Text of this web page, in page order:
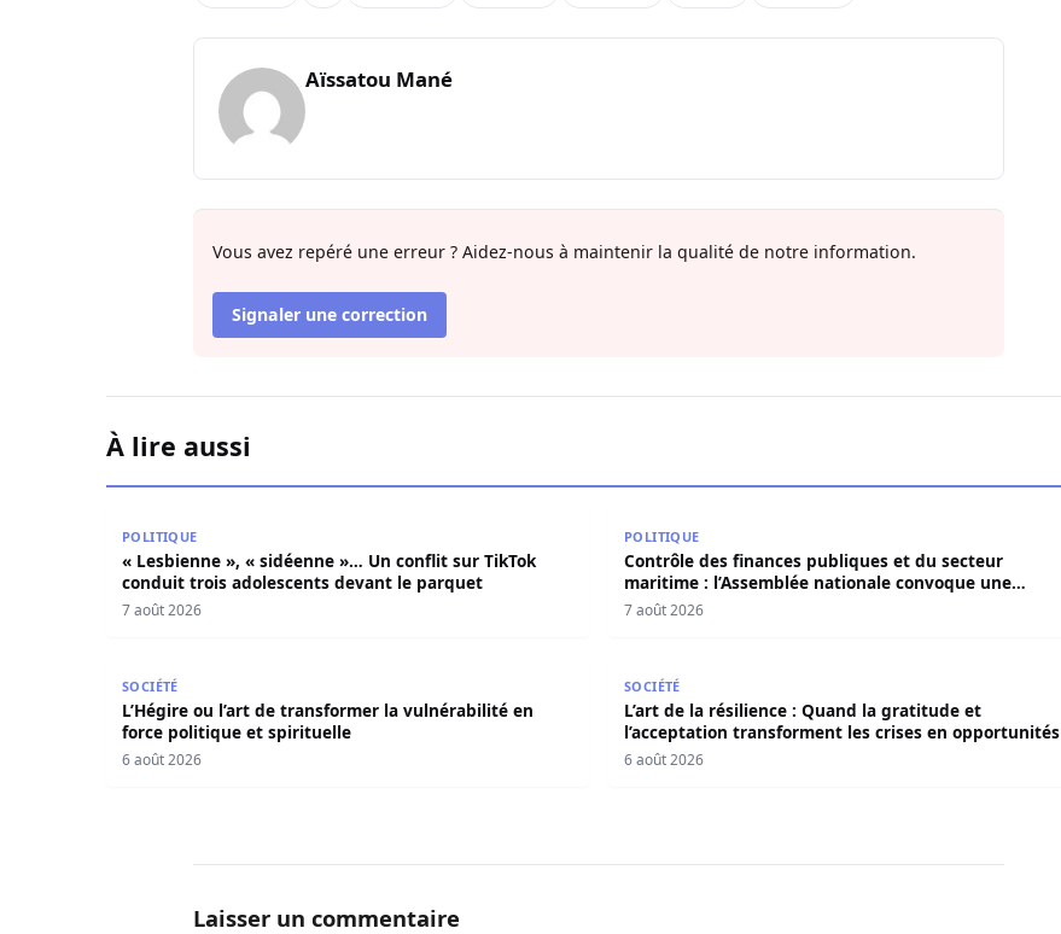
Aïssatou Mané
Vous avez repéré une erreur ? Aidez-nous à maintenir la qualité de notre information.
Signaler une correction
À lire aussi
POLITIQUE
« Lesbienne », « sidéenne »… Un conflit sur TikTok
conduit trois adolescents devant le parquet
7 août 2026
POLITIQUE
Contrôle des finances publiques et du secteur
maritime : l’Assemblée nationale convoque une
session extraordinaire
7 août 2026
SOCIÉTÉ
L’Hégire ou l’art de transformer la vulnérabilité en
force politique et spirituelle
6 août 2026
SOCIÉTÉ
L’art de la résilience : Quand la gratitude et
l’acceptation transforment les crises en opportunités
6 août 2026
Laisser un commentaire